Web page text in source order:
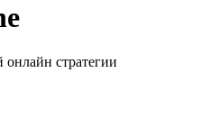
стратегии